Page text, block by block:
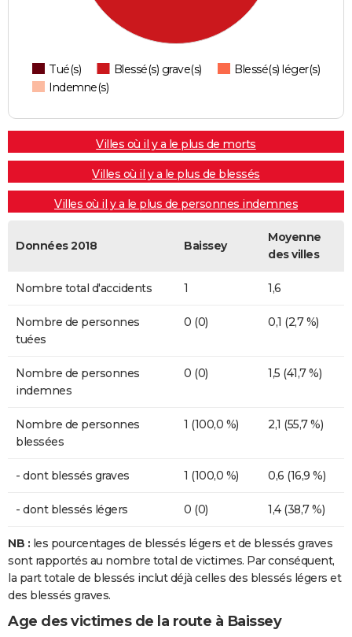
Tué(s) Blessé(s) grave(s)
Blessé(s) léger(s)
Indemne(s)
Villes où il y a le plus de morts
Villes où il y a le plus de blessés
Villes où il y a le plus de personnes indemnes
Données 2018 Baissey
Moyenne
des villes
Nombre total d'accidents 1 1,6
Nombre de personnes
tuées
0 (0) 0,1 (2,7 %)
Nombre de personnes
indemnes
0 (0) 1,5 (41,7 %)
Nombre de personnes
blessées
1 (100,0 %) 2,1 (55,7 %)
- dont blessés graves 1 (100,0 %) 0,6 (16,9 %)
- dont blessés légers 0 (0) 1,4 (38,7 %)
NB : les pourcentages de blessés légers et de blessés graves
sont rapportés au nombre total de victimes. Par conséquent,
la part totale de blessés inclut déjà celles des blessés légers et
des blessés graves.
Age des victimes de la route à Baissey